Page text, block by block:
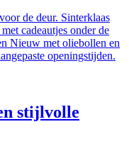
de deur. Sinterklaas
cadeautjes onder de
Nieuw met oliebollen en
openingstijden.
stijlvolle